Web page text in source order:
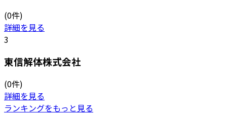
(0件)
詳細を見る
3
東信解体株式会社
(0件)
詳細を見る
ランキングをもっと見る